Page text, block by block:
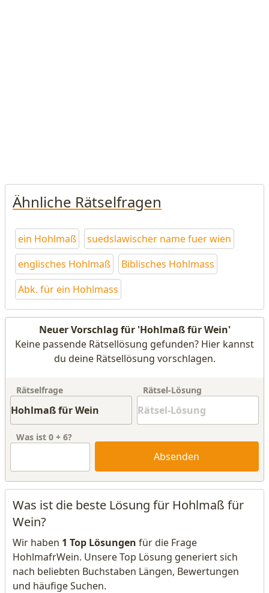
Ähnliche Rätselfragen
ein Hohlmaß
suedslawischer name fuer wien
englisches Hohlmaß
Biblisches Hohlmass
Abk. für ein Hohlmass
Neuer Vorschlag für 'Hohlmaß für Wein'
Keine passende Rätsellösung gefunden? Hier kannst
du deine Rätsellösung vorschlagen.
Rätselfrage Rätsel-Lösung
Was ist 0 + 6?
Absenden
Was ist die beste Lösung für Hohlmaß für
Wein?
Wir haben 1 Top Lösungen für die Frage
HohlmafrWein. Unsere Top Lösung generiert sich
nach beliebten Buchstaben Längen, Bewertungen
und häufige Suchen.